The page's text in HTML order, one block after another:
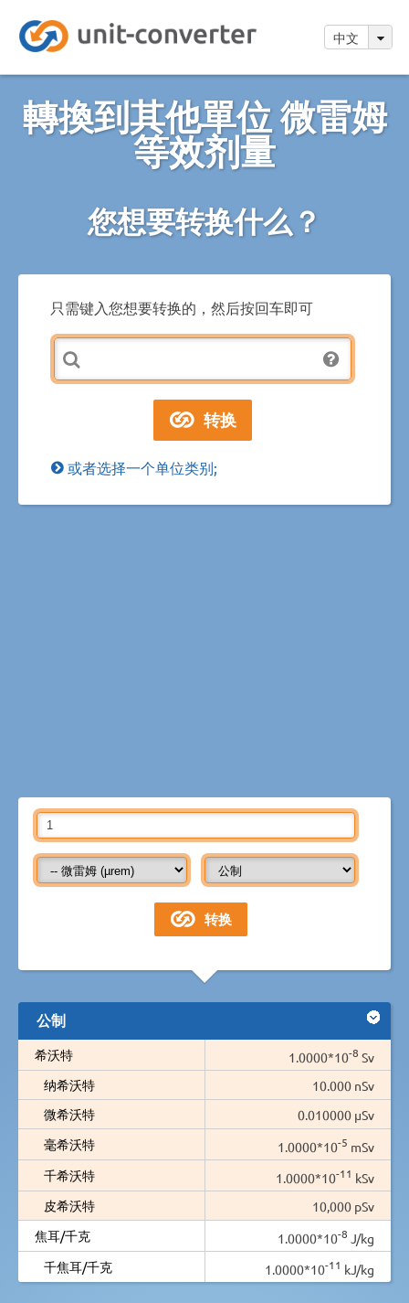
中文
轉換到其他單位 微雷姆
等效剂量
您想要转换什么？
只需键入您想要转换的，然后按回车即可
或者选择一个单位类别;
公制
希沃特 1.0000*10-8 Sv
纳希沃特
10.000 nSv
微希沃特
0.010000 µSv
毫希沃特
1.0000*10-5 mSv
千希沃特
1.0000*10-11 kSv
皮希沃特
10,000 pSv
焦耳/千克
1.0000*10-8 J/kg
千焦耳/千克
1.0000*10-11 kJ/kg